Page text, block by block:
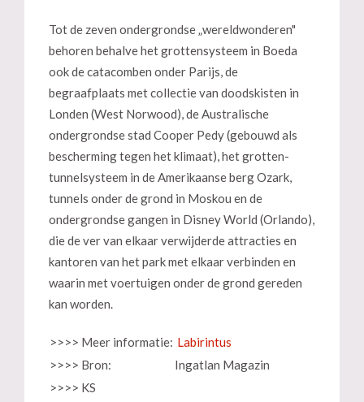
Tot de zeven ondergrondse „wereldwonderen"
behoren behalve het grottensysteem in Boeda
ook de catacomben onder Parijs, de
begraafplaats met collectie van doodskisten in
Londen (West Norwood), de Australische
ondergrondse stad Cooper Pedy (gebouwd als
bescherming tegen het klimaat), het grotten-
tunnelsysteem in de Amerikaanse berg Ozark,
tunnels onder de grond in Moskou en de
ondergrondse gangen in Disney World (Orlando),
die de ver van elkaar verwijderde attracties en
kantoren van het park met elkaar verbinden en
waarin met voertuigen onder de grond gereden
kan worden.
>>>> Meer informatie: Labirintus
>>>> Bron:
Ingatlan Magazin
>>>> KS